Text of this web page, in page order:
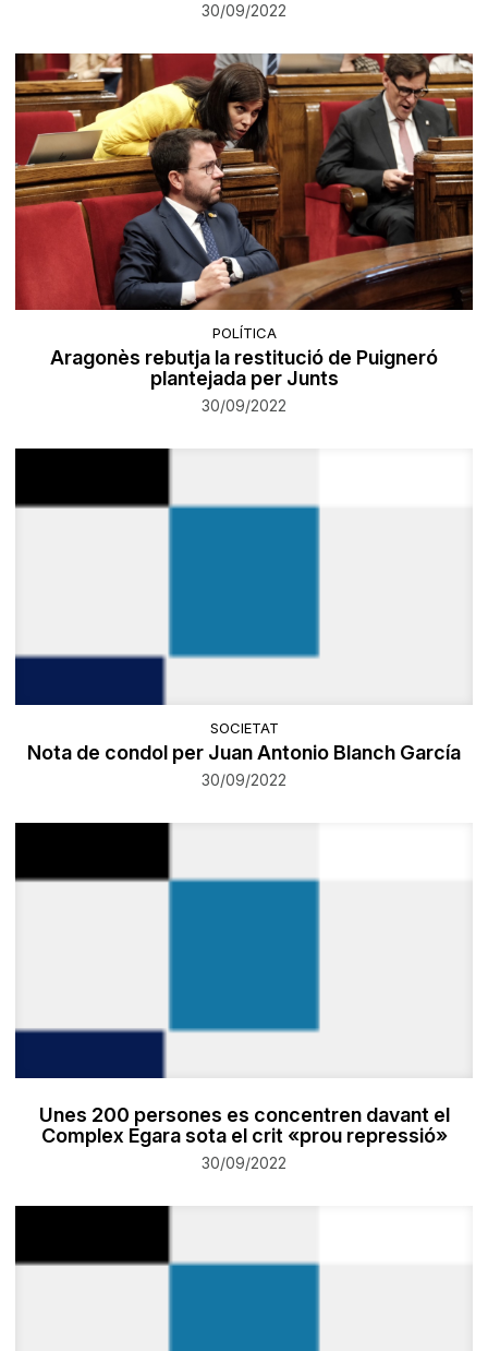
30/09/2022
POLÍTICA
Aragonès rebutja la restitució de Puigneró
plantejada per Junts
30/09/2022
SOCIETAT
​Nota de condol per Juan Antonio Blanch García
30/09/2022
Unes 200 persones es concentren davant el
Complex Egara sota el crit «prou repressió»
30/09/2022